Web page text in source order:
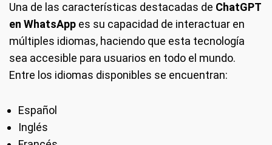
Una de las características destacadas de ChatGPT
en WhatsApp es su capacidad de interactuar en
múltiples idiomas, haciendo que esta tecnología
sea accesible para usuarios en todo el mundo.
Entre los idiomas disponibles se encuentran:
Español
Inglés